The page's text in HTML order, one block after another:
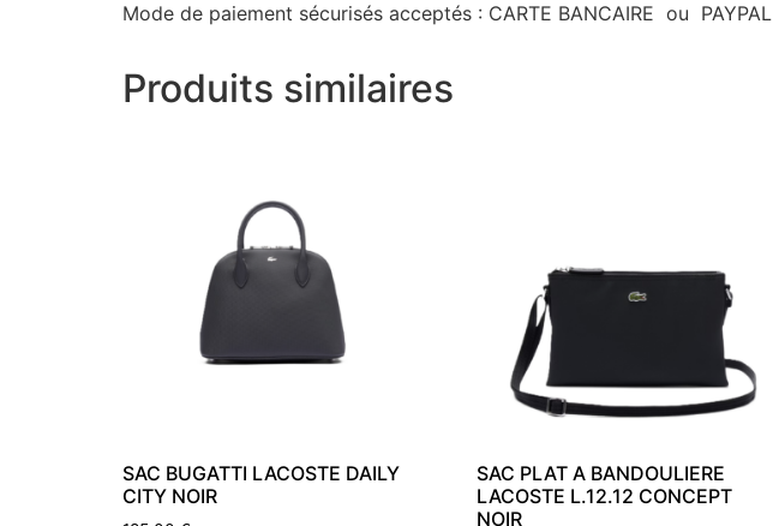
Mode de paiement sécurisés acceptés : CARTE BANCAIRE ou PAYPAL
Produits similaires
SAC BUGATTI LACOSTE DAILY
CITY NOIR
SAC PLAT A BANDOULIERE
LACOSTE L.12.12 CONCEPT
NOIR